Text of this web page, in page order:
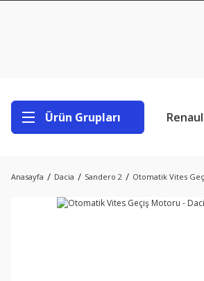
Ürün Grupları
Anasayfa Dacia Sandero 2 Otomatik Vites